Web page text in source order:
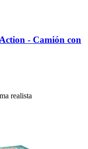
-​ Camión con
realista